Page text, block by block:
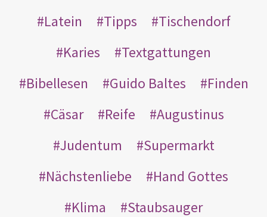
Latein
Tipps
Tischendorf
Karies
Textgattungen
Bibellesen
Guido Baltes
Finden
Cäsar
Reife
Augustinus
Judentum
Supermarkt
Nächstenliebe
Hand Gottes
Klima
Staubsauger